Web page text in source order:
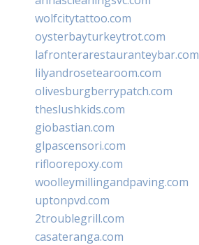
wolfcitytattoo.com
oysterbayturkeytrot.com
lafronterarestauranteybar.com
lilyandrosetearoom.com
olivesburgberrypatch.com
theslushkids.com
giobastian.com
glpascensori.com
rifloorepoxy.com
woolleymillingandpaving.com
uptonpvd.com
2troublegrill.com
casateranga.com